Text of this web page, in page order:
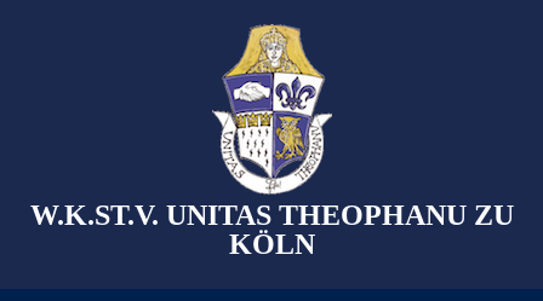
W.K.ST.V. UNITAS THEOPHANU ZU
KÖLN